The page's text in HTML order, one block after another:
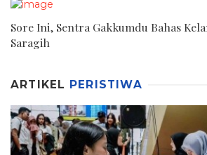
Sore Ini, Sentra Gakkumdu Bahas
Saragih
ARTIKEL PERISTIWA